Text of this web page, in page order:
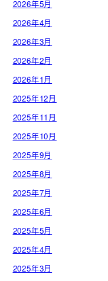
2026年5月
2026年4月
2026年3月
2026年2月
2026年1月
2025年12月
2025年11月
2025年10月
2025年9月
2025年8月
2025年7月
2025年6月
2025年5月
2025年4月
2025年3月